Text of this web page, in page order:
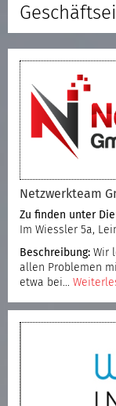
Netzwerkteam
Zu finden unter
Im Wiessler 5a,
Beschreibung: Wir
allen Problemen
etwa bei…